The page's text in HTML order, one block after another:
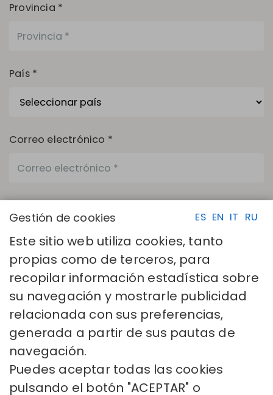
Provincia *
País *
Correo electrónico *
Los campos con asterisco (*) son necesarios.
He leído y acepto la Política de privacidad
ENVIAR
ES EN IT RU
Gestión de cookies
Este sitio web utiliza cookies, tanto
propias como de terceros, para
recopilar información estadística sobre
su navegación y mostrarle publicidad
relacionada con sus preferencias,
generada a partir de sus pautas de
navegación.
Puedes aceptar todas las cookies
pulsando el botón "ACEPTAR" o